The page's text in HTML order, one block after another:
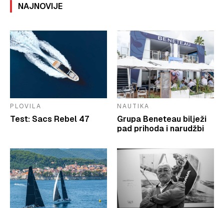
NAJNOVIJE
PLOVILA
Test: Sacs Rebel 47
NAUTIKA
Grupa Beneteau bilježi
pad prihoda i narudžbi